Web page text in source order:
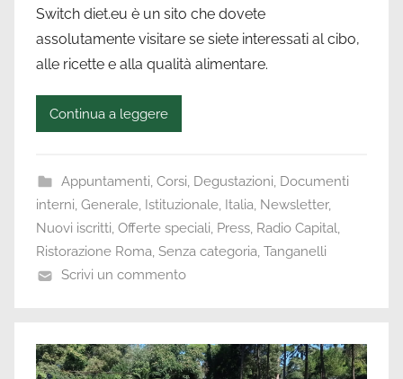
Switch diet.eu è un sito che dovete
assolutamente visitare se siete interessati al cibo,
alle ricette e alla qualità alimentare.
Continua a leggere
Appuntamenti, Corsi, Degustazioni, Documenti
interni, Generale, Istituzionale, Italia, Newsletter,
Nuovi iscritti, Offerte speciali, Press, Radio Capital,
Ristorazione Roma, Senza categoria, Tanganelli
Scrivi un commento